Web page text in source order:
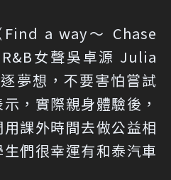
a way～ Chase
女聲吳卓源 Julia
夢想，不要害怕嘗試
，實際親身體驗後，
課外時間去做公益相
們很幸運有和泰汽車